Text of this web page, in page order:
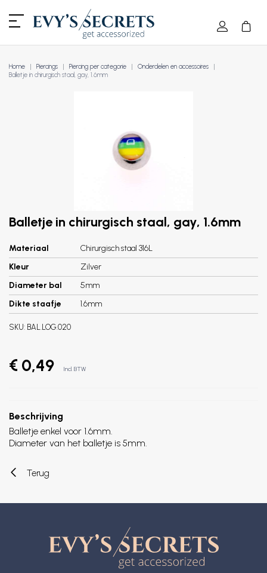
Home Piercings Piercing per categorie
Onderdelen en accessoires
Balletje in chirurgisch staal, gay, 1.6mm
Balletje in chirurgisch staal, gay, 1.6mm
Materiaal
Chirurgisch staal 316L
Kleur
Zilver
Diameter bal
5mm
Dikte staafje
1.6mm
SKU: BAL.LOG.020
€ 0,49 Incl. BTW
Beschrijving
Balletje enkel voor 1.6mm.
Diameter van het balletje is 5mm.
Terug